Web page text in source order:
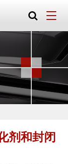
剂和封闭